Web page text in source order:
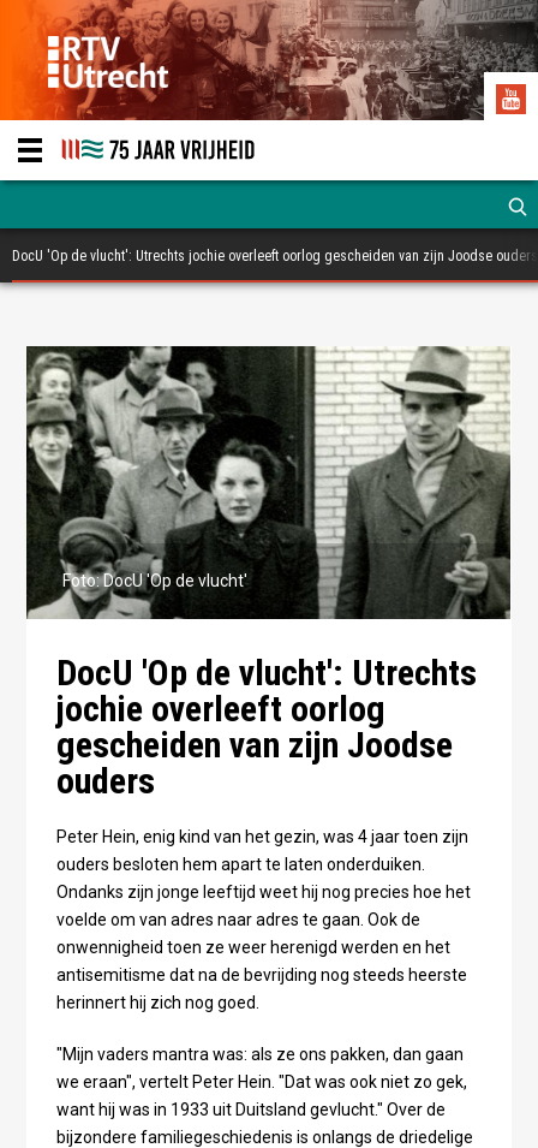
DocU 'Op de vlucht': Utrechts jochie overleeft oorlog gescheiden van zijn Joodse ouders
Foto: DocU 'Op de vlucht'
DocU 'Op de vlucht': Utrechts
jochie overleeft oorlog
gescheiden van zijn Joodse
ouders
Peter Hein, enig kind van het gezin, was 4 jaar toen zijn
ouders besloten hem apart te laten onderduiken.
Ondanks zijn jonge leeftijd weet hij nog precies hoe het
voelde om van adres naar adres te gaan. Ook de
onwennigheid toen ze weer herenigd werden en het
antisemitisme dat na de bevrijding nog steeds heerste
herinnert hij zich nog goed.
"Mijn vaders mantra was: als ze ons pakken, dan gaan
we eraan", vertelt Peter Hein. "Dat was ook niet zo gek,
want hij was in 1933 uit Duitsland gevlucht." Over de
bijzondere familiegeschiedenis is onlangs de driedelige